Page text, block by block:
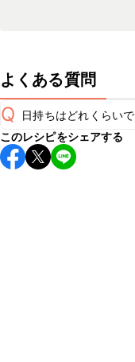
よくある質問
Q 日持ちはどれくらい
保存期間は冷蔵で翌
し上がりください。
このレシピをシェアする